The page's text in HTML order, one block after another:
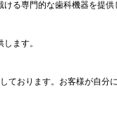
る専門的な歯科機器を提供
ます。
ております。お客様が自